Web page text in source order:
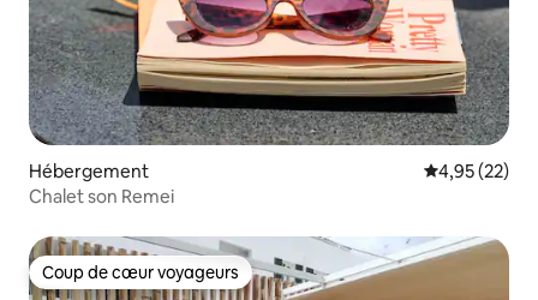
Hébergement Évaluation
4,95 (22)
Chalet son Remei
Coup de cœur voyageurs
Coup de cœur voyageurs